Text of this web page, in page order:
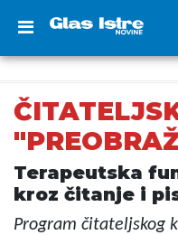
Terapeutska
kroz čitanje i
Program čitateljskog